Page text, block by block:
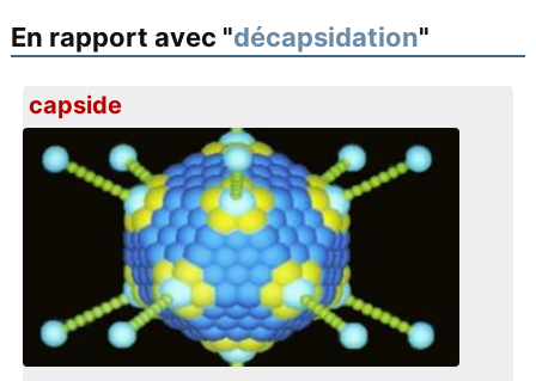
En rapport avec "décapsidation"
capside